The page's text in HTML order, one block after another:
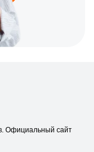
Официальный сайт